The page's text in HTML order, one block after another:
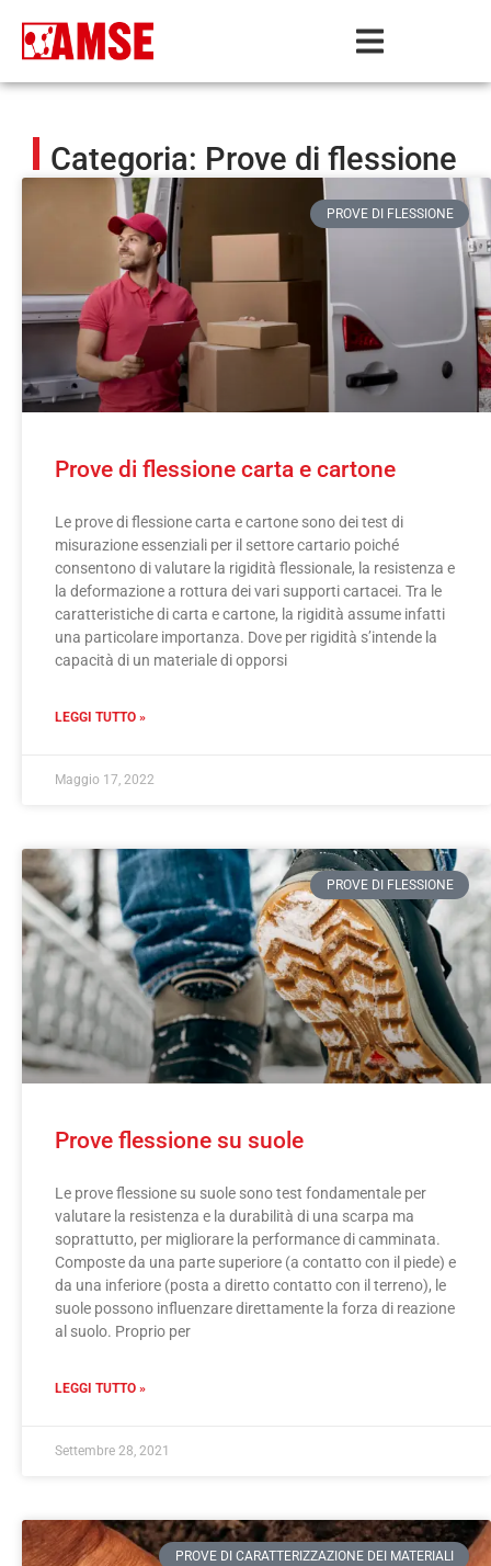
Categoria: Prove di flessione
PROVE DI FLESSIONE
Prove di flessione carta e cartone
Le prove di flessione carta e cartone sono dei test di
misurazione essenziali per il settore cartario poiché
consentono di valutare la rigidità flessionale, la resistenza e
la deformazione a rottura dei vari supporti cartacei. Tra le
caratteristiche di carta e cartone, la rigidità assume infatti
una particolare importanza. Dove per rigidità s’intende la
capacità di un materiale di opporsi
LEGGI TUTTO »
Maggio 17, 2022
PROVE DI FLESSIONE
Prove flessione su suole
Le prove flessione su suole sono test fondamentale per
valutare la resistenza e la durabilità di una scarpa ma
soprattutto, per migliorare la performance di camminata.
Composte da una parte superiore (a contatto con il piede) e
da una inferiore (posta a diretto contatto con il terreno), le
suole possono influenzare direttamente la forza di reazione
al suolo. Proprio per
LEGGI TUTTO »
Settembre 28, 2021
PROVE DI CARATTERIZZAZIONE DEI MATERIALI